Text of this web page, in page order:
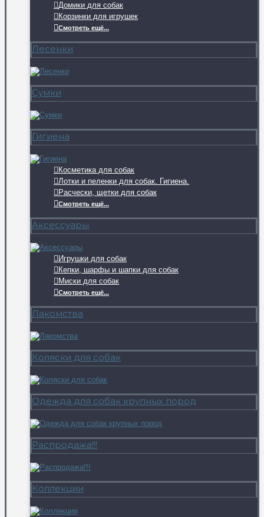
Домики для собак
Корзинки для игрушек
Смотреть ещё...
Лесенки
Сумки
Гигиена
Косметика для собак
Лотки и пеленки для собак. Гигиена.
Расчески, щетки для собак
Смотреть ещё...
Аксессуары
Игрушки для собак
Кепки, шарфы и шапки для собак
Миски для собак
Смотреть ещё...
Лакомства
Коляски для собак
Одежда для собак крупных пород
Распродажа!!!
Коллекции